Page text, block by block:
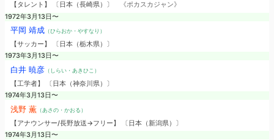
【タレント】 〔日本（長崎県）〕
《ポカスカジャン》
1972年3月13日〜
平岡 靖成（ひらおか・やすなり）
【サッカー】 〔日本（栃木県）〕
1973年3月13日〜
白井 暁彦（しらい・あきひこ）
【工学者】 〔日本（神奈川県）〕
1974年3月13日〜
浅野 薫（あさの・かおる）
【アナウンサー/長野放送→フリー】 〔日本（新潟県）〕
1974年3月13日〜